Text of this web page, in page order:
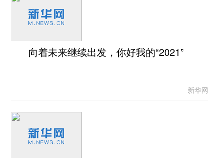
向着未来继续出发，你好我的“2021”
新华网